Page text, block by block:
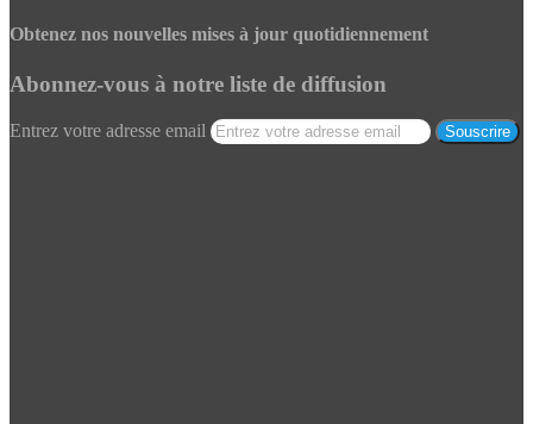
Obtenez nos nouvelles mises à jour quotidiennement
Abonnez-vous à notre liste de diffusion
Entrez votre adresse email